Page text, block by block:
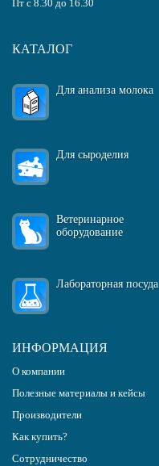
Пт с 8.30 до 16.30
КАТАЛОГ
Для анализа молока
Для сыроделия
Ветеринарное
оборудование
Лабораторная посуда
ИНФОРМАЦИЯ
О компании
Полезные материалы и кейсы
Производители
Как купить?
Сотрудничество